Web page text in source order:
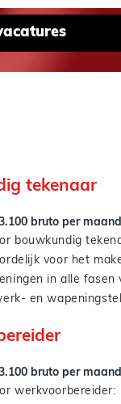
tekenaar
bruto per maand
bouwkundig
voor het
in alle fasen
en
in Revit onder
bruto per maand
werkvoorbereider: